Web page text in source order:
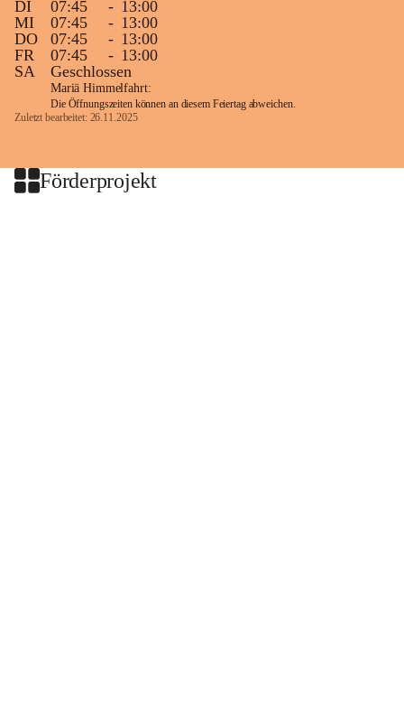
DI
07:45 - 13:00
MI
07:45 - 13:00
DO
07:45 - 13:00
FR
07:45 - 13:00
SA
Geschlossen
Mariä Himmelfahrt:
Die Öffnungszeiten können an diesem Feiertag abweichen.
Zuletzt bearbeitet: 26.11.2025
Förderprojekt